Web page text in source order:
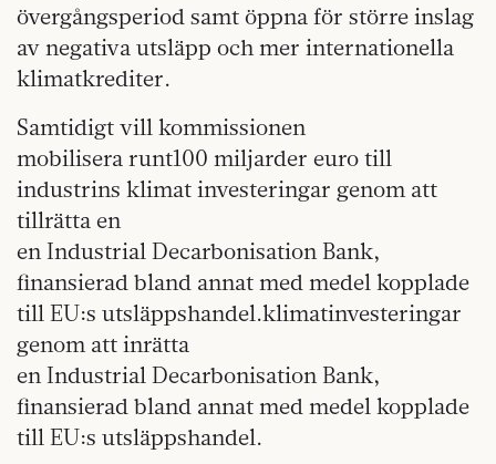
övergångsperiod samt öppna för större inslag
av negativa utsläpp och mer internationella
klimatkrediter.
Samtidigt vill kommissionen
mobilisera runt100 miljarder euro till
industrins klimat investeringar genom att
tillrätta en
en Industrial Decarbonisation Bank,
finansierad bland annat med medel kopplade
till EU:s utsläppshandel.klimatinvesteringar
genom att inrätta
en Industrial Decarbonisation Bank,
finansierad bland annat med medel kopplade
till EU:s utsläppshandel.